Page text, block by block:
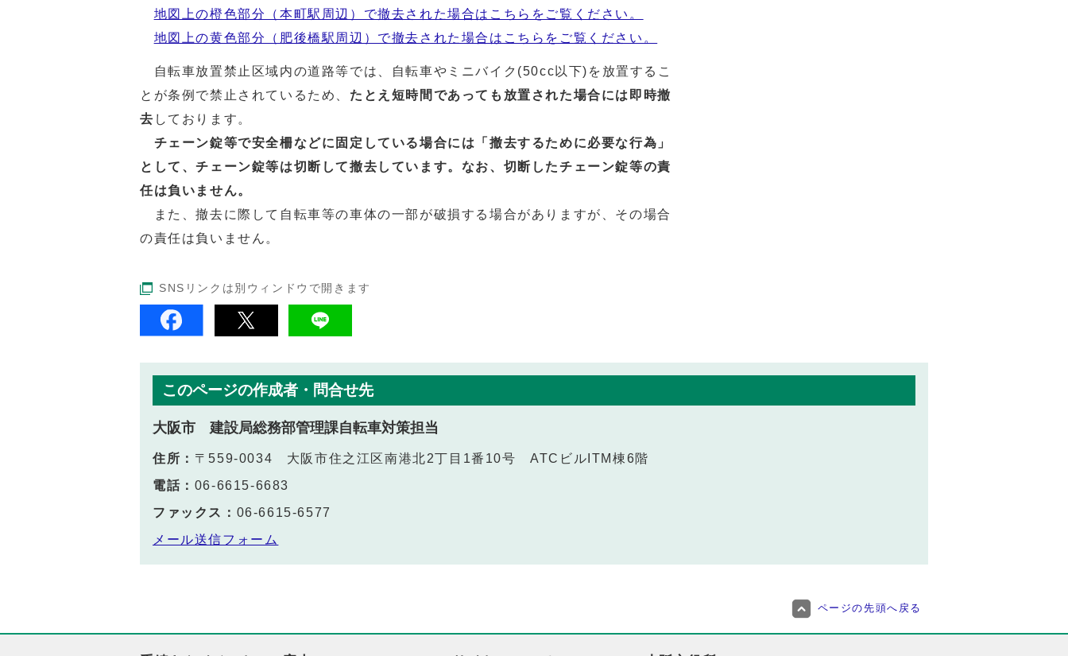
地図上の橙色部分（本町駅周辺）で撤去された場合はこちらをご覧ください。
地図上の黄色部分（肥後橋駅周辺）で撤去された場合はこちらをご覧ください。
自転車放置禁止区域内の道路等では、自転車やミニバイク(50cc以下)を放置するこ
とが条例で禁止されているため、 たとえ短時間であっても放置された場合には即時撤
去 しております。
チェーン錠等で安全柵などに固定している場合には「撤去するために必要な行為」
として、チェーン錠等は切断して撤去しています。なお、切断したチェーン錠等の責
任は負いません。
また、撤去に際して自転車等の車体の一部が破損する場合がありますが、その場合
の責任は負いません。
SNSリンクは別ウィンドウで開きます
このページの作成者・問合せ先
大阪市 建設局総務部管理課自転車対策担当
住所： 〒559-0034 大阪市住之江区南港北2丁目1番10号 ATCビルITM棟6階
電話： 06-6615-6683
ファックス： 06-6615-6577
メール送信フォーム
ページの先頭へ戻る